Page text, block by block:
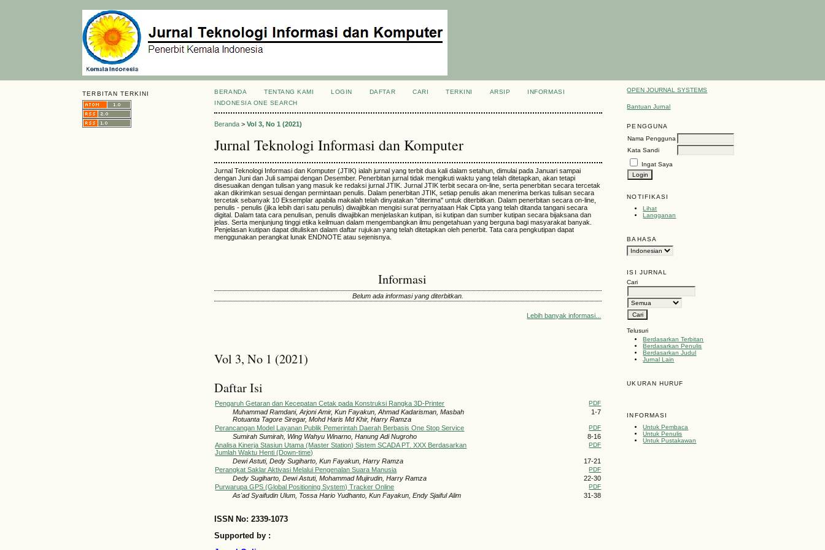
TERBITAN TERKINI OPEN JOURNAL SYSTEMS
Bantuan Jurnal
PENGGUNA
Nama Pengguna
Kata Sandi
Ingat Saya
NOTIFIKASI
Lihat
Langganan
BAHASA
ISI JURNAL
Cari
Telusuri
Berdasarkan Terbitan
Berdasarkan Penulis
Berdasarkan Judul
Jurnal Lain
UKURAN HURUF
INFORMASI
Untuk Pembaca
Untuk Penulis
Untuk Pustakawan
BERANDA TENTANG KAMI LOGIN DAFTAR CARI TERKINI ARSIP
INFORMASI
INDONESIA ONE SEARCH
Beranda >Vol 3, No 1 (2021)
Jurnal Teknologi Informasi dan Komputer
Jurnal Teknologi Informasi dan Komputer (JTIK) ialah jurnal yang terbit dua kali dalam setahun, dimulai pada Januari sampai
dengan Juni dan Juli sampai dengan Desember. Penerbitan jurnal tidak mengikuti waktu yang telah ditetapkan, akan tetapi
disesuaikan dengan tulisan yang masuk ke redaksi jurnal JTIK. Jurnal JTIK terbit secara on-line, serta penerbitan secara tercetak
akan dikirimkan sesuai dengan permintaan penulis. Dalam penerbitan JTIK, setiap penulis akan menerima berkas tulisan secara
tercetak sebanyak 10 Eksemplar apabila makalah telah dinyatakan "diterima" untuk diterbitkan. Dalam penerbitan secara on-line,
penulis - penulis (jika lebih dari satu penulis) diwajibkan mengisi surat pernyataan Hak Cipta yang telah ditanda tangani secara
digital. Dalam tata cara penulisan, penulis diwajibkan menjelaskan kutipan, isi kutipan dan sumber kutipan secara bijaksana dan
jelas. Serta menjunjung tinggi etika keilmuan dalam mengembangkan ilmu pengetahuan yang berguna bagi masyarakat banyak.
Penjelasan kutipan dapat dituliskan dalam daftar rujukan yang telah ditetapkan oleh penerbit. Tata cara pengkutipan dapat
menggunakan perangkat lunak ENDNOTE atau sejenisnya.
Informasi
Belum ada informasi yang diterbitkan.
Lebih banyak informasi...
Vol 3, No 1 (2021)
Daftar Isi
Pengaruh Getaran dan Kecepatan Cetak pada Konstruksi Rangka 3D-Printer PDF
Muhammad Ramdani, Arjoni Amir, Kun Fayakun, Ahmad Kadarisman, Masbah
Rotuanta Tagore Siregar, Mohd Haris Md Khir, Harry Ramza
1-7
Perancangan Model Layanan Publik Pemerintah Daerah Berbasis One Stop Service PDF
Sumirah Sumirah, Wing Wahyu Winarno, Hanung Adi Nugroho
8-16
Analisa Kinerja Stasiun Utama (Master Station) Sistem SCADA PT. XXX Berdasarkan
Jumlah Waktu Henti (Down-time)
PDF
Dewi Astuti, Dedy Sugiharto, Kun Fayakun, Harry Ramza
17-21
Perangkat Saklar Aktivasi Melalui Pengenalan Suara Manusia
PDF
Dedy Sugiharto, Dewi Astuti, Mohammad Mujirudin, Harry Ramza
22-30
Purwarupa GPS (Global Positioning System) Tracker Online
PDF
As'ad Syaifudin Ulum, Tossa Hario Yudhanto, Kun Fayakun, Endy Sjaiful Alim 31-38
ISSN No: 2339-1073
Supported by :